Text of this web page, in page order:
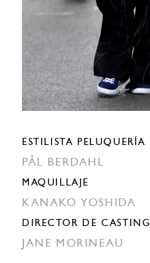
ESTILISTA PELUQUERÍA
PÅL BERDAHL
MAQUILLAJE
KANAKO YOSHIDA
DIRECTOR DE CASTING
JANE MORINEAU